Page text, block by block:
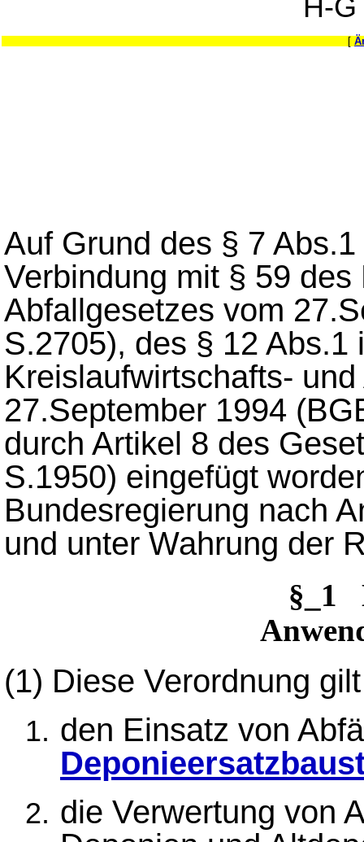
H-
[
Auf Grund des § 7
Verbindung mit § 59
Abfallgesetzes vom
S.2705), des § 12
Kreislaufwirtschafts-
27.September 1994
durch Artikel 8 des
S.1950) eingefügt
Bundesregierung nach
und unter Wahrung der
§_1
(1) Diese Verordnung
den Einsatz von
die Verwertung von